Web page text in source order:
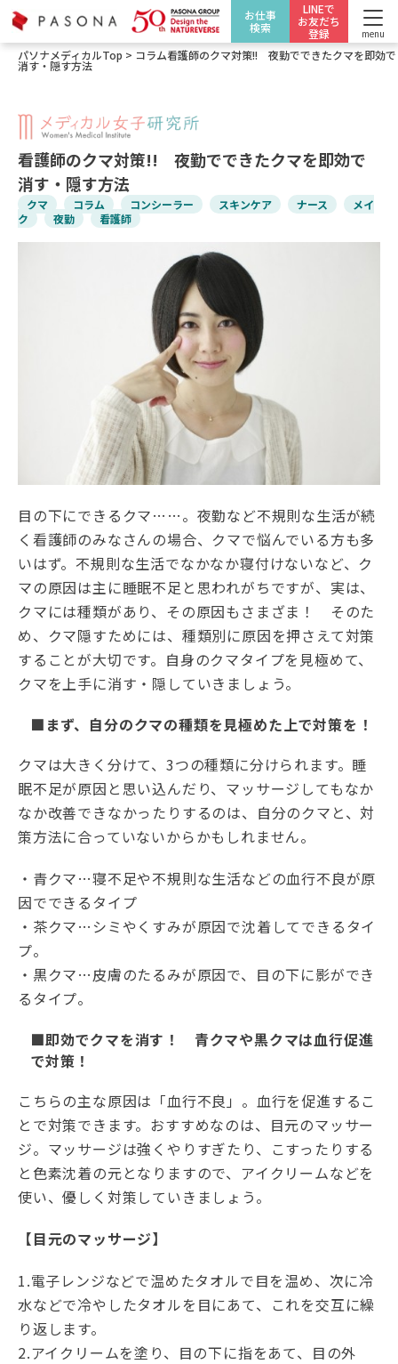
お仕事
検索
LINEで
お友だち
登録
menu
パソナメディカルTop > コラム看護師のクマ対策!! 夜勤でできたクマを即効で
消す・隠す方法
看護師のクマ対策!! 夜勤でできたクマを即効で
消す・隠す方法
クマ コラム コンシーラー スキンケア ナース
メイ
ク
夜勤 看護師
目の下にできるクマ……。夜勤など不規則な生活が続
く看護師のみなさんの場合、クマで悩んでいる方も多
いはず。不規則な生活でなかなか寝付けないなど、ク
マの原因は主に睡眠不足と思われがちですが、実は、
クマには種類があり、その原因もさまざま！ そのた
め、クマ隠すためには、種類別に原因を押さえて対策
することが大切です。自身のクマタイプを見極めて、
クマを上手に消す・隠していきましょう。
■まず、自分のクマの種類を見極めた上で対策を！
クマは大きく分けて、3つの種類に分けられます。睡
眠不足が原因と思い込んだり、マッサージしてもなか
なか改善できなかったりするのは、自分のクマと、対
策方法に合っていないからかもしれません。
・青クマ…寝不足や不規則な生活などの血行不良が原
因でできるタイプ
・茶クマ…シミやくすみが原因で沈着してできるタイ
プ。
・黒クマ…皮膚のたるみが原因で、目の下に影ができ
るタイプ。
■即効でクマを消す！ 青クマや黒クマは血行促進
で対策！
こちらの主な原因は「血行不良」。血行を促進するこ
とで対策できます。おすすめなのは、目元のマッサー
ジ。マッサージは強くやりすぎたり、こすったりする
と色素沈着の元となりますので、アイクリームなどを
使い、優しく対策していきましょう。
【目元のマッサージ】
1.電子レンジなどで温めたタオルで目を温め、次に冷
水などで冷やしたタオルを目にあて、これを交互に繰
り返します。
2.アイクリームを塗り、目の下に指をあて、目の外